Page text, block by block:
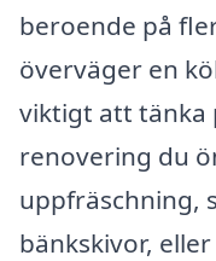
beroende på
överväger en
viktigt att tänka
renovering du
uppfräschning,
bänkskivor,